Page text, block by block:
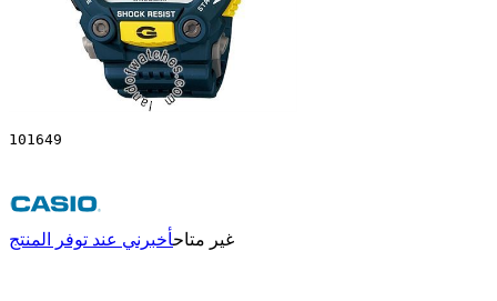
101649
غير متاحأخبرني عند توفر المنتج